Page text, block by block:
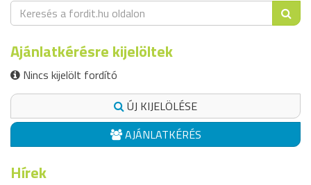
Ajánlatkérésre kijelöltek
Nincs kijelölt fordító
ÚJ KIJELÖLÉSE
AJÁNLATKÉRÉS
Hírek